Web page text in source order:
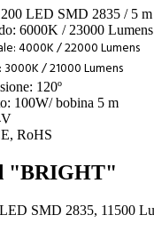
LED SMD 2835 / 5 m
6000K / 23000 Lumens
4000K / 22000 Lumens
/ 21000 Lumens
120º
100W/ bobina 5 m
RoHS
"BRIGHT"